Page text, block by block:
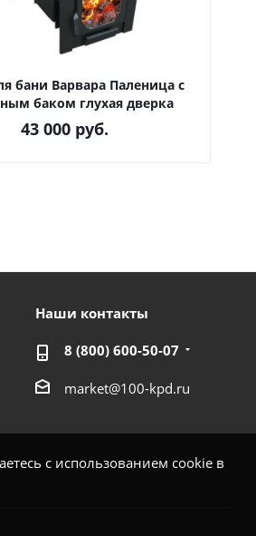
с использованием cookie в
бани Варвара Паленица с
баком глухая дверка
43 000 руб.
Наши контакты
8 (800) 600-50-07
market@100-kpd.ru